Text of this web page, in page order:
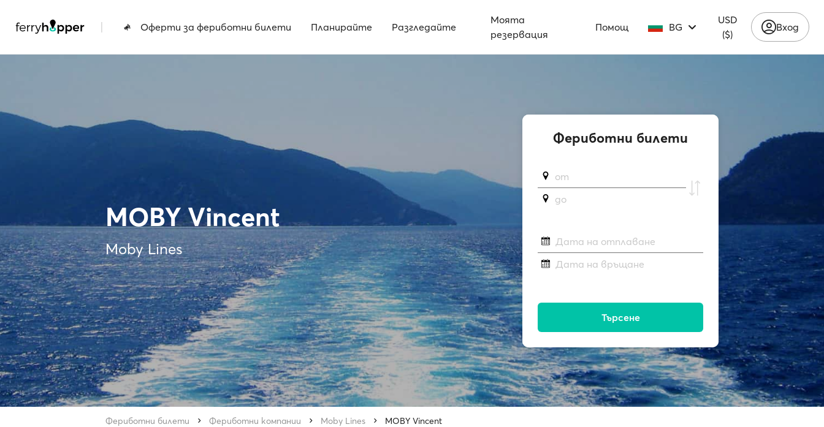
| Оферти за фериботни билети Планирайте Разгледайте
Моята
резервация
Помощ BG
USD
($)
Вход
MOBY Vincent
Moby Lines
Фериботни билети Фериботни компании Moby Lines MOBY Vincent
Фериботни билети
от
до
Дата на отплаване
Дата на връщане
Търсене